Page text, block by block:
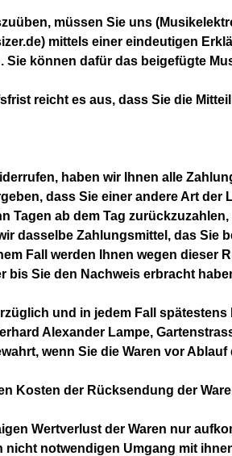
müssen Sie uns
mittels einer eindeutigen
Sie können dafür das beigefügte
reicht es aus, dass Sie die
haben wir Ihnen alle
dass Sie einer andere Art
Tagen ab dem Tag
dasselbe Zahlungsmittel, das
Fall werden Ihnen wegen dieser
bis Sie den Nachweis erbracht
und in jedem Fall
Alexander Lampe,
wenn Sie die Waren vor
Kosten der Rücksendung der
Wertverlust der Waren nur
nicht notwendigen Umgang mit